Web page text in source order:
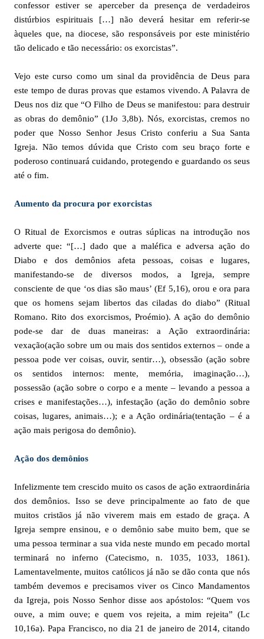
confessor estiver se aperceber da presença de verdadeiros
distúrbios espirituais […] não deverá hesitar em referir-se
àqueles que, na diocese, são responsáveis por este ministério
tão delicado e tão necessário: os exorcistas”.
Vejo este curso como um sinal da providência de Deus para
este tempo de duras provas que estamos vivendo. A Palavra de
Deus nos diz que “O Filho de Deus se manifestou: para destruir
as obras do demônio” (1Jo 3,8b). Nós, exorcistas, cremos no
poder que Nosso Senhor Jesus Cristo conferiu a Sua Santa
Igreja. Não temos dúvida que Cristo com seu braço forte e
poderoso continuará cuidando, protegendo e guardando os seus
até o fim.
Aumento da procura por exorcistas
O Ritual de Exorcismos e outras súplicas na introdução nos
adverte que: “[…] dado que a maléfica e adversa ação do
Diabo e dos demônios afeta pessoas, coisas e lugares,
manifestando-se de diversos modos, a Igreja, sempre
consciente de que ‘os dias são maus’ (Ef 5,16), orou e ora para
que os homens sejam libertos das ciladas do diabo” (Ritual
Romano. Rito dos exorcismos, Proémio). A ação do demônio
pode-se dar de duas maneiras: a Ação extraordinária:
vexação(ação sobre um ou mais dos sentidos externos – onde a
pessoa pode ver coisas, ouvir, sentir…), obsessão (ação sobre
os sentidos internos: mente, memória, imaginação…),
possessão (ação sobre o corpo e a mente – levando a pessoa a
crises e manifestações…), infestação (ação do demônio sobre
coisas, lugares, animais…); e a Ação ordinária(tentação – é a
ação mais perigosa do demônio).
Ação dos demônios
Infelizmente tem crescido muito os casos de ação extraordinária
dos demônios. Isso se deve principalmente ao fato de que
muitos cristãos já não viverem mais em estado de graça. A
Igreja sempre ensinou, e o demônio sabe muito bem, que se
uma pessoa terminar a sua vida neste mundo em pecado mortal
terminará no inferno (Catecismo, n. 1035, 1033, 1861).
Lamentavelmente, muitos católicos já não se dão conta que nós
também devemos e precisamos viver os Cinco Mandamentos
da Igreja, pois Nosso Senhor disse aos apóstolos: “Quem vos
ouve, a mim ouve; e quem vos rejeita, a mim rejeita” (Lc
10,16a). Papa Francisco, no dia 21 de janeiro de 2014, citando